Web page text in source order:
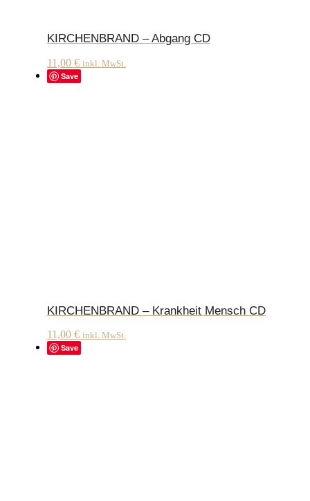
KIRCHENBRAND – Abgang CD
11,00 € inkl. MwSt.
Save
KIRCHENBRAND – Krankheit Mensch CD
11,00 € inkl. MwSt.
Save